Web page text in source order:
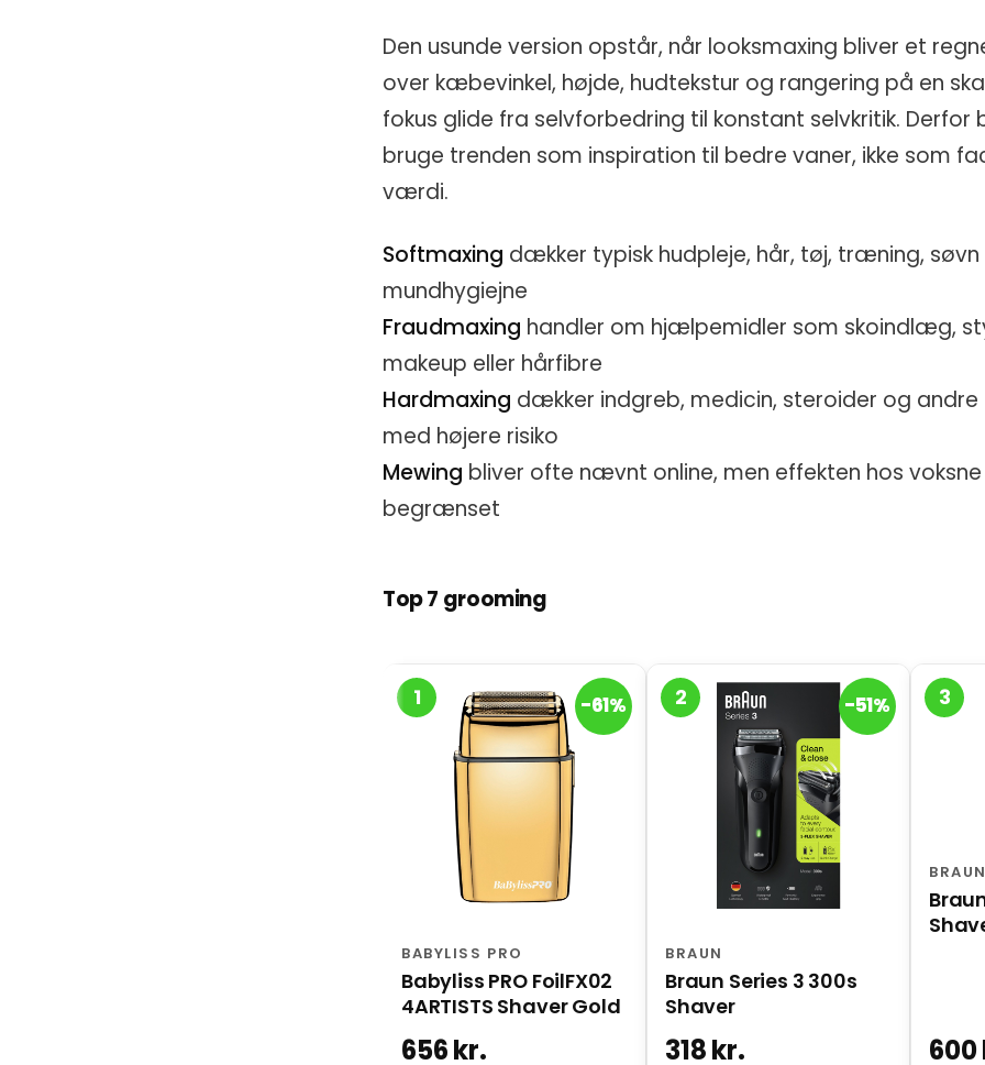
Den usunde version opstår, når looksmaxing bliver et
over kæbevinkel, højde, hudtekstur og rangering på en
fokus glide fra selvforbedring til konstant selvkritik. Derfor
bruge trenden som inspiration til bedre vaner, ikke som
værdi.
Softmaxing dækker typisk hudpleje, hår, tøj, træning,
mundhygiejne
Fraudmaxing handler om hjælpemidler som skoindlæg,
makeup eller hårfibre
Hardmaxing dækker indgreb, medicin, steroider og
med højere risiko
Mewing bliver ofte nævnt online, men effekten hos
begrænset
Top 7 grooming
1 -61%
BABYLISS PRO
Babyliss PRO FoilFX02
4ARTISTS Shaver Gold
656 kr.
2 -51%
BRAUN
Braun Series 3 300s
Shaver
318 kr.
3
600